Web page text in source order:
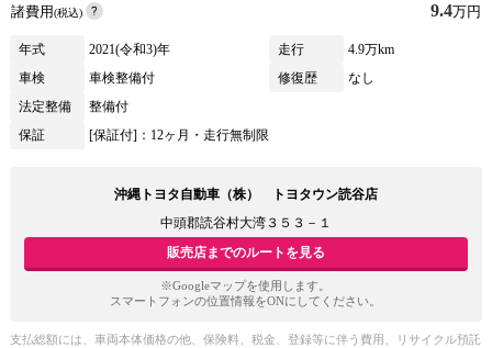
諸費用(税込) 9.4万円
年式 2021(令和3)年 走行
4.9万km
車検
車検整備付 修復歴
なし
法定整備
整備付
保証
[保証付]：12ヶ月・走行無制限
沖縄トヨタ自動車（株） トヨタウン読谷店
中頭郡読谷村大湾３５３－１
販売店までのルートを見る
※Googleマップを使用します。
スマートフォンの位置情報をONにしてください。
支払総額には、車両本体価格の他、保険料、税金、登録等に伴う費用、リサイクル預託